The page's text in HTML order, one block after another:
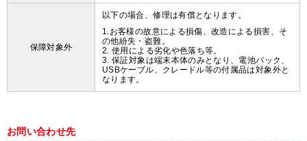
保障対象外
以下の場合、修理は有償となります。
1.お客様の故意による損傷、改造による損害、そ
の他紛失・盗難。
2. 使用による劣化や色落ち等。
3. 保証対象は端末本体のみとなり、電池パック、
USBケーブル、クレードル等の付属品は対象外と
なります。
お問い合わせ先